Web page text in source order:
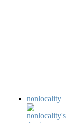
nonlocality